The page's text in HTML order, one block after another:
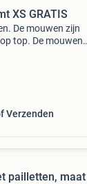
XS GRATIS
De mouwen zijn
top. De mouwen
Verzenden
pailletten, maat